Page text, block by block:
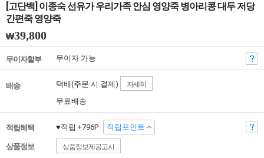
[고단백] 이종숙 선유가 우리가족 안심 영양죽 병아리콩 대두 저당
간편죽 영양죽
₩39,800
무이자할부 무이자 가능
배송 택배(주문 시 결제) 자세히
무료배송
적립혜택 ♥적립 +796P 적립포인트
상품정보 상품정보제공고시